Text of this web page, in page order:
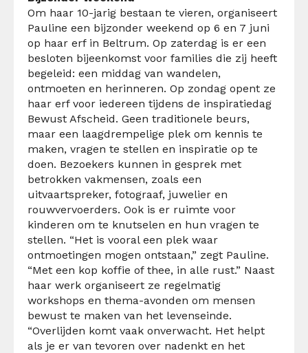
Om haar 10-jarig bestaan te vieren, organiseert
Pauline een bijzonder weekend op 6 en 7 juni
op haar erf in Beltrum. Op zaterdag is er een
besloten bijeenkomst voor families die zij heeft
begeleid: een middag van wandelen,
ontmoeten en herinneren. Op zondag opent ze
haar erf voor iedereen tijdens de inspiratiedag
Bewust Afscheid. Geen traditionele beurs,
maar een laagdrempelige plek om kennis te
maken, vragen te stellen en inspiratie op te
doen. Bezoekers kunnen in gesprek met
betrokken vakmensen, zoals een
uitvaartspreker, fotograaf, juwelier en
rouwvervoerders. Ook is er ruimte voor
kinderen om te knutselen en hun vragen te
stellen. “Het is vooral een plek waar
ontmoetingen mogen ontstaan,” zegt Pauline.
“Met een kop koffie of thee, in alle rust.” Naast
haar werk organiseert ze regelmatig
workshops en thema-avonden om mensen
bewust te maken van het levenseinde.
“Overlijden komt vaak onverwacht. Het helpt
als je er van tevoren over nadenkt en het